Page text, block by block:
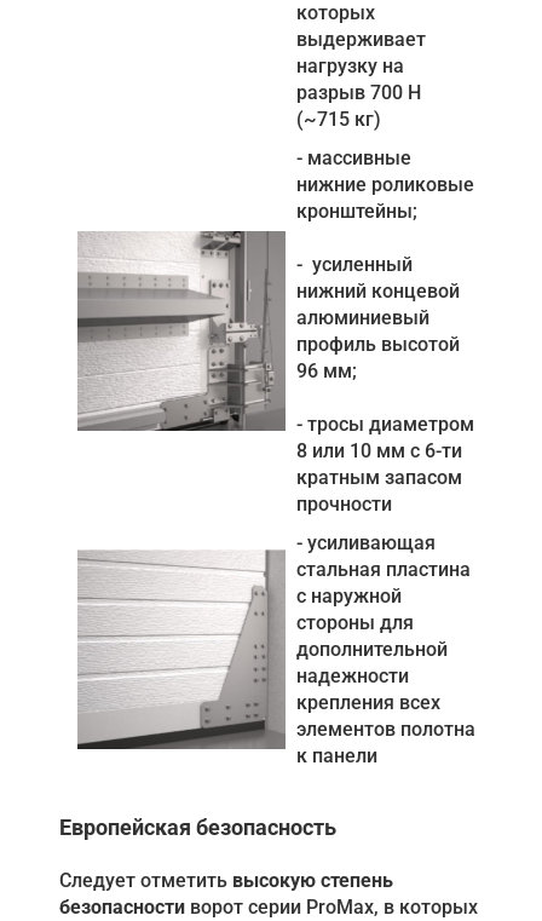
которых
выдерживает
нагрузку на
разрыв 700 Н
(~715 кг)
- массивные
нижние роликовые
кронштейны;
- усиленный
нижний концевой
алюминиевый
профиль высотой
96 мм;
- тросы диаметром
8 или 10 мм с 6-ти
кратным запасом
прочности
- усиливающая
стальная пластина
с наружной
стороны для
дополнительной
надежности
крепления всех
элементов полотна
к панели
Европейская безопасность
Следует отметить высокую степень
безопасности ворот серии ProMax, в которых